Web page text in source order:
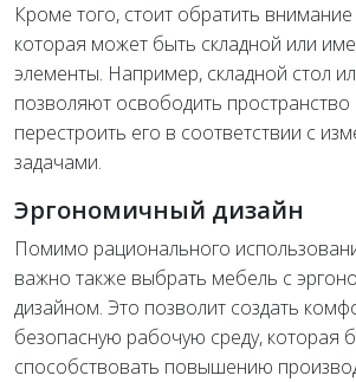
Кроме того, стоит обратить
которая может быть складной или
элементы. Например, складной стол
позволяют освободить
перестроить его в соответствии с
задачами.
Эргономичный дизайн
Помимо рационального
важно также выбрать мебель с
дизайном. Это позволит создать
безопасную рабочую среду, которая
способствовать повышению